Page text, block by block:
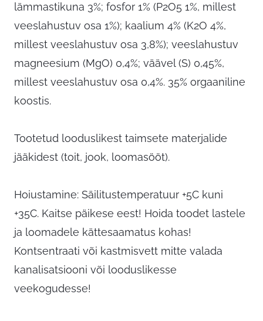
lämmastikuna 3%; fosfor 1% (P2O5 1%, millest
veeslahustuv osa 1%); kaalium 4% (K2O 4%,
millest veeslahustuv osa 3,8%); veeslahustuv
magneesium (MgO) 0,4%; väävel (S) 0,45%,
millest veeslahustuv osa 0,4%. 35% orgaaniline
koostis.
Tootetud looduslikest taimsete materjalide
jääkidest (toit, jook, loomasööt).
Hoiustamine: Säilitustemperatuur +5C kuni
+35C. Kaitse päikese eest! Hoida toodet lastele
ja loomadele kättesaamatus kohas!
Kontsentraati või kastmisvett mitte valada
kanalisatsiooni või looduslikesse
veekogudesse!